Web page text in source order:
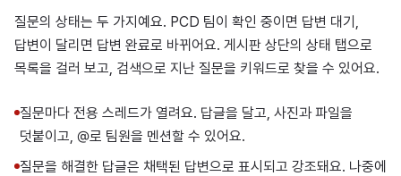
질문의 상태는 두 가지예요. PCD 팀이 확인 중이면 답변 대기,
답변이 달리면 답변 완료로 바뀌어요. 게시판 상단의 상태 탭으로
목록을 걸러 보고, 검색으로 지난 질문을 키워드로 찾을 수 있어요.
질문마다 전용 스레드가 열려요. 답글을 달고, 사진과 파일을
덧붙이고, @로 팀원을 멘션할 수 있어요.
질문을 해결한 답글은 채택된 답변으로 표시되고 강조돼요. 나중에